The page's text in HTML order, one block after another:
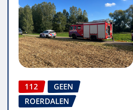
112
GEEN
ROERDALEN